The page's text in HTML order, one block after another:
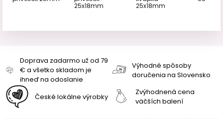
25x18mm
25x18mm
Doprava zadarmo už od 79
€ a všetko skladom je
ihneď na odoslanie
Výhodné spôsoby
doručenia na Slovensko
České lokálne výrobky
Zvýhodnená cena
väčších balení